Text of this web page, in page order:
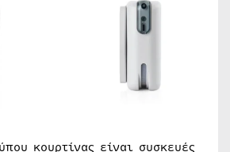
κουρτίνας είναι συσκευές